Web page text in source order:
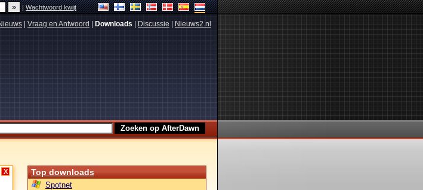
|Wachtwoord kwijt
Vraag en Antwoord Downloads Discussie Nieuws2.nl
X Top downloads
Spotnet